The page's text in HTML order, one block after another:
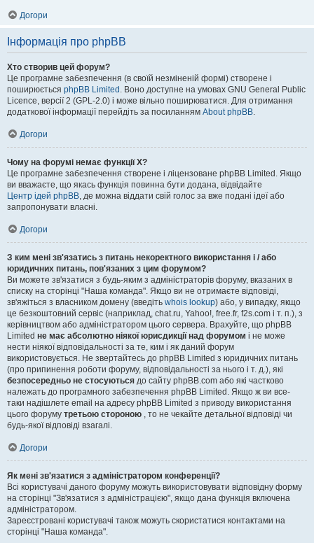
Догори
Інформація про phpBB
Хто створив цей форум?
Це програмне забезпечення (в своїй незміненій формі) створене і
поширюється phpBB Limited . Воно доступне на умовах GNU General Public
Licence, версії 2 (GPL-2.0) і може вільно поширюватися. Для отримання
додаткової інформації перейдіть за посиланням About phpBB.
Догори
Чому на форумі немає функції X?
Це програмне забезпечення створене і ліцензоване phpBB Limited. Якщо
ви вважаєте, що якась функція повинна бути додана, відвідайте
Центр ідей phpBB, де можна віддати свій голос за вже подані ідеї або
запропонувати власні.
Догори
З ким мені зв'язатись з питань некоректного використання і / або
юридичних питань, пов'язаних з цим форумом?
Ви можете зв'язатися з будь-яким з адміністраторів форуму, вказаних в
списку на сторінці "Наша команда". Якщо ви не отримаєте відповіді,
зв'яжіться з власником домену (введіть whois lookup) або, у випадку, якщо
це безкоштовний сервіс (наприклад, chat.ru, Yahoo!, free.fr, f2s.com і т. п.), з
керівництвом або адміністратором цього сервера. Врахуйте, що phpBB
Limited не має абсолютно ніякої юрисдикції над форумом і не може
нести ніякої відповідальності за те, ким і як даний форум
використовується. Не звертайтесь до phpBB Limited з юридичних питань
(про припинення роботи форуму, відповідальності за нього і т. д.), які
безпосередньо не стосуються до сайту phpBB.com або які частково
належать до програмного забезпечення phpBB Limited. Якщо ж ви все-
таки надішлете email на адресу phpBB Limited з приводу використання
цього форуму третьою стороною , то не чекайте детальної відповіді чи
будь-якої відповіді взагалі.
Догори
Як мені зв'язатися з адміністратором конференції?
Всі користувачі даного форуму можуть використовувати відповідну форму
на сторінці "Зв'язатися з адміністрацією", якщо дана функція включена
адміністратором.
Зареєстровані користувачі також можуть скористатися контактами на
сторінці "Наша команда".